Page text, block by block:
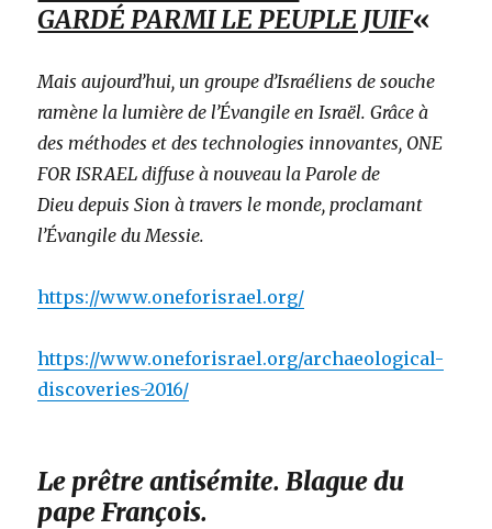
GARDÉ PARMI LE PEUPLE JUIF«
Mais aujourd’hui, un groupe d’Israéliens de souche
ramène la lumière de l’Évangile en Israël. Grâce à
des méthodes et des technologies innovantes, ONE
FOR ISRAEL diffuse à nouveau la Parole de
Dieu depuis Sion à travers le monde, proclamant
l’Évangile du Messie.
https://www.oneforisrael.org/
https://www.oneforisrael.org/archaeological-
discoveries-2016/
Le prêtre antisémite. Blague du
pape François.